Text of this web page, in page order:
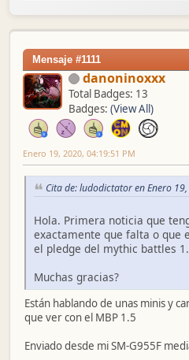
Mensaje #1111
danoninoxxx
Total Badges: 13
Badges: (View All)
Enero 19, 2020, 04:19:51 PM
Cita de: ludodictator en Enero
Hola. Primera noticia que
exactamente que falta o que
el pledge del mythic battles
Muchas gracias?
Están hablando de unas minis y
que ver con el MBP 1.5
Enviado desde mi SM-G955F